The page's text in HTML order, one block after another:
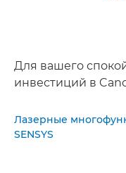
Для вашего
инвестиций в
Лазерные
SENSYS